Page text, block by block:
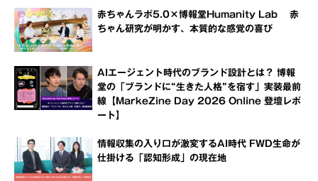
赤ちゃんラボ5.0×博報堂Humanity Lab 赤
ちゃん研究が明かす、本質的な感覚の喜び
AIエージェント時代のブランド設計とは？ 博報
堂の「ブランドに“生きた人格”を宿す」実装最前
線【MarkeZine Day 2026 Online 登壇レポ
ート】
情報収集の入り口が激変するAI時代 FWD生命が
仕掛ける「認知形成」の現在地